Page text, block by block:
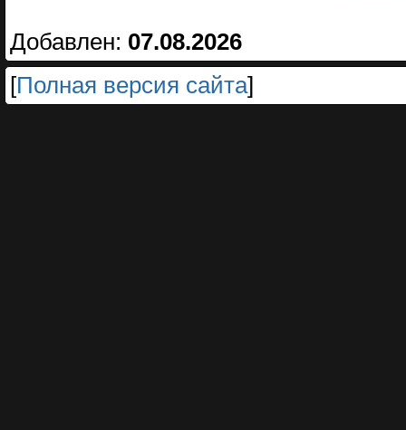
Добавлен: 07.08.2026
[Полная версия сайта]